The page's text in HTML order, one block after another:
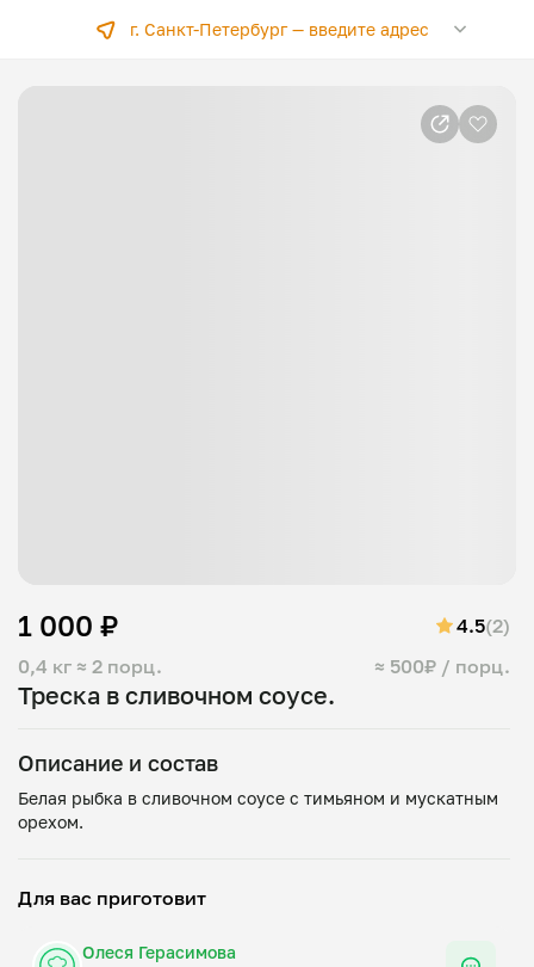
г. Санкт-Петербург —введите адрес
Треска в сливочном соусе.
0,4 кг ≈ 2 порц. ≈ 500₽ / порц.
1 000 ₽ 4.5(2)
Описание и состав
Белая рыбка в сливочном соусе с тимьяном и мускатным
Для вас приготовит
Олеся Герасимова